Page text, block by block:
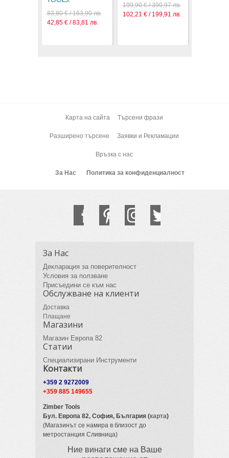
83,80 € / 163,90 лв.
42,85 € / 83,81 лв.
199,90 € / 390,97 лв.
102,21 € / 199,91 лв.
Карта на сайта Търсени фрази
Разширено търсене Заявки и Рекламации
Връзка с нас
За Нас Политика за конфиденциалност
За Нас
Декларация за поверителност
Условия за ползване
Присъедини се към нас
Обслужване на клиенти
Доставка
Плащане
Магазини
Магазин Европа 82
Статии
Специализирани Инструменти
Контакти
+359 2 9272009
+359 885 149655
Zimber Tools
Бул. Европа 82, София, България (карта)
(Магазинът се намира в близост до
метростанция Сливница)
Ние винаги сме на Ваше